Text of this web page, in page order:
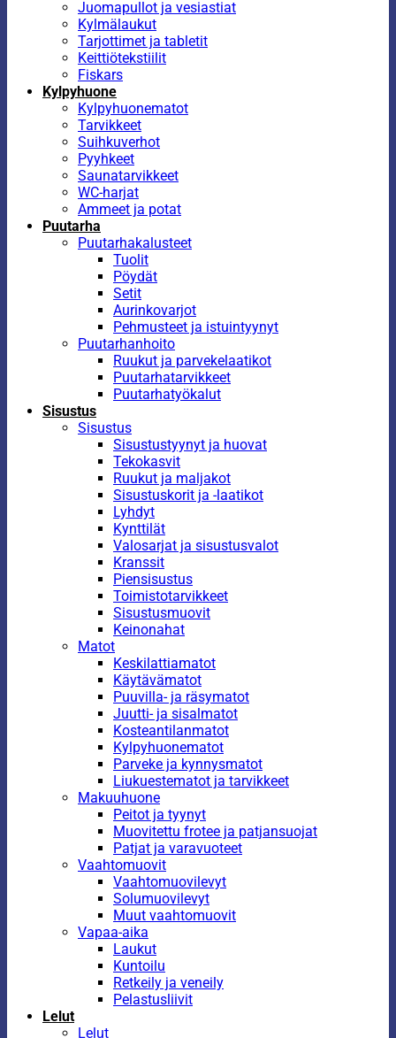
Juomapullot ja vesiastiat
Kylmälaukut
Tarjottimet ja tabletit
Keittiötekstiilit
Fiskars
Kylpyhuone
Kylpyhuonematot
Tarvikkeet
Suihkuverhot
Pyyhkeet
Saunatarvikkeet
WC-harjat
Ammeet ja potat
Puutarha
Puutarhakalusteet
Tuolit
Pöydät
Setit
Aurinkovarjot
Pehmusteet ja istuintyynyt
Puutarhanhoito
Ruukut ja parvekelaatikot
Puutarhatarvikkeet
Puutarhatyökalut
Sisustus
Sisustus
Sisustustyynyt ja huovat
Tekokasvit
Ruukut ja maljakot
Sisustuskorit ja -laatikot
Lyhdyt
Kynttilät
Valosarjat ja sisustusvalot
Kranssit
Piensisustus
Toimistotarvikkeet
Sisustusmuovit
Keinonahat
Matot
Keskilattiamatot
Käytävämatot
Puuvilla- ja räsymatot
Juutti- ja sisalmatot
Kosteantilanmatot
Kylpyhuonematot
Parveke ja kynnysmatot
Liukuestematot ja tarvikkeet
Makuuhuone
Peitot ja tyynyt
Muovitettu frotee ja patjansuojat
Patjat ja varavuoteet
Vaahtomuovit
Vaahtomuovilevyt
Solumuovilevyt
Muut vaahtomuovit
Vapaa-aika
Laukut
Kuntoilu
Retkeily ja veneily
Pelastusliivit
Lelut
Lelut